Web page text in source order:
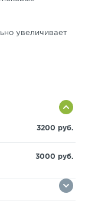
увеличивает
3200 руб.
3000 руб.